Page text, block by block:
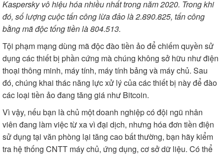
Kaspersky vô hiệu hóa nhiều nhất trong năm 2020. Trong khi
đó, số lượng cuộc tấn công lừa đảo là 2.890.825, tấn công
bằng mã độc tống tiền là 804.513.
Tội phạm mạng dùng mã độc đào tiền ảo để chiếm quyền sử
dụng các thiết bị phần cứng mà chúng không sở hữu như điện
thoại thông minh, máy tính, máy tính bảng và máy chủ. Sau
đó, chúng khai thác năng lực xử lý của các thiết bị này để đào
các loại tiền ảo đang tăng giá như Bitcoin.
Vì vậy, nếu bạn là chủ một doanh nghiệp có đội ngũ nhân
viên đang làm việc từ xa vì đại dịch, nhưng hóa đơn tiền điện
sử dụng tại văn phòng lại tăng cao bất thường, bạn hãy kiểm
tra hệ thống CNTT máy chủ, ứng dụng, cơ sở dữ liệu. Có thể